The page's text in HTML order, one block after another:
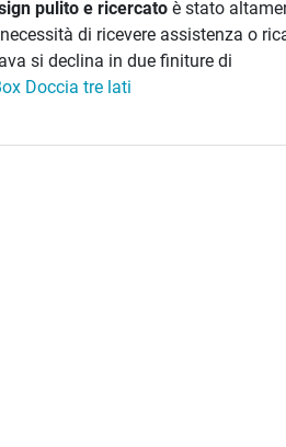
pulito e ricercato è stato
di ricevere assistenza o
si declina in due finiture di
Doccia tre lati